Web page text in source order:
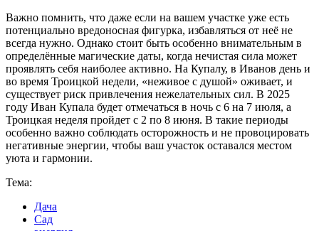
Важно помнить, что даже если на вашем участке уже есть
потенциально вредоносная фигурка, избавляться от неё не
всегда нужно. Однако стоит быть особенно внимательным в
определённые магические даты, когда нечистая сила может
проявлять себя наиболее активно. На Купалу, в Иванов день и
во время Троицкой недели, «неживое с душой» оживает, и
существует риск привлечения нежелательных сил. В 2025
году Иван Купала будет отмечаться в ночь с 6 на 7 июля, а
Троицкая неделя пройдет с 2 по 8 июня. В такие периоды
особенно важно соблюдать осторожность и не провоцировать
негативные энергии, чтобы ваш участок оставался местом
уюта и гармонии.
Тема:
Дача
Сад